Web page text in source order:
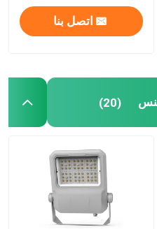
اتصل بنا
(20)